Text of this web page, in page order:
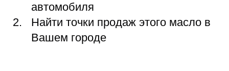
автомобиля
Найти точки продаж этого масло в
Вашем городе